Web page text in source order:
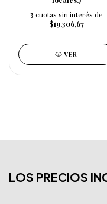
3 cuotas sin interés de
$19.306,67
VER
LOS PRECIOS